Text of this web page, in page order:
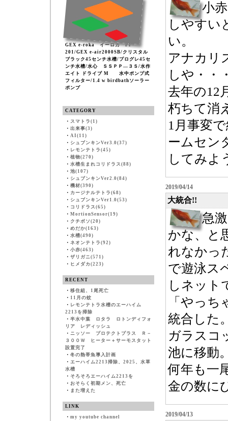
GEX e-roka イーロカ PF-
201/GEX e-air2000SB/クリスタル
ブラック45センチ水槽/プログレ45セ
ンチ水槽/水心 ＳＳＰＰ―３Ｓ/水作
エイト ドライブ M 水中ポンプ式
フィルター/1.4 w birdbathソーラー
ポンプ
CATEGORY
・ スマトラ(1)
・ 出来事(3)
・ AI(11)
・ シュブンキンVer3.0(37)
・ レモンテトラ(45)
・ 植物(270)
・ 水槽生まれコリドラス(88)
・ 池(107)
・ シュブンキンVer2.0(84)
・ 機材(390)
・ カージナルテトラ(68)
・ シュブンキンVer1.0(53)
・ コリドラス(65)
・ MortionSensor(19)
・ クチボソ(20)
・ めだか(163)
・ 水槽(490)
・ ネオンテトラ(92)
・ 小赤(463)
・ ザリガニ(571)
・ ヒメダカ(223)
RECENT
・ 移住組、1尾死亡
・ 11月の蚊
・ レモンテトラ水槽のエーハイム
2213を掃除
・ 半水中葉 ロタラ ロトンディフォ
リア レディッシュ
・ ニッソー プロテクトプラス Ｒ－
３００Ｗ ヒーター＋サーモスタット
設置完了
・ 冬の熱帯魚導入計画
・ エーハイム2213掃除、2025、水草
水槽
・ そろそろエーハイム2213を
・ おそらく初期メン、死亡
・ また増えた
LINK
・ my youtube channel
小
しやすい
い。
アナカリ
しや・・
去年の12
朽ちて消
1月事変
ームセン
してみよ
2019/04/14
大統合!!
急
かな、と
れなかっ
で遊泳ス
しネット
「やっ
統合した
ガラスコ
池に移動
何年も一
金の数に
2019/04/13